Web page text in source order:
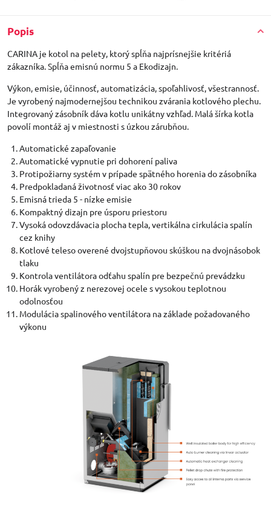
Popis
CARINA je kotol na pelety, ktorý spĺňa najprísnejšie kritériá
zákazníka. Spĺňa emisnú normu 5 a Ekodizajn.
Výkon, emisie, účinnosť, automatizácia, spoľahlivosť, všestrannosť.
Je vyrobený najmodernejšou technikou zvárania kotlového plechu.
Integrovaný zásobník dáva kotlu unikátny vzhľad. Malá šírka kotla
povolí montáž aj v miestnosti s úzkou zárubňou.
Automatické zapaľovanie
Automatické vypnutie pri dohorení paliva
Protipožiarny systém v prípade spätného horenia do zásobníka
Predpokladaná životnosť viac ako 30 rokov
Emisná trieda 5 - nízke emisie
Kompaktný dizajn pre úsporu priestoru
Vysoká odovzdávacia plocha tepla, vertikálna cirkulácia spalín
cez knihy
Kotlové teleso overené dvojstupňovou skúškou na dvojnásobok
tlaku
Kontrola ventilátora odťahu spalín pre bezpečnú prevádzku
Horák vyrobený z nerezovej ocele s vysokou teplotnou
odolnosťou
Modulácia spalinového ventilátora na základe požadovaného
výkonu